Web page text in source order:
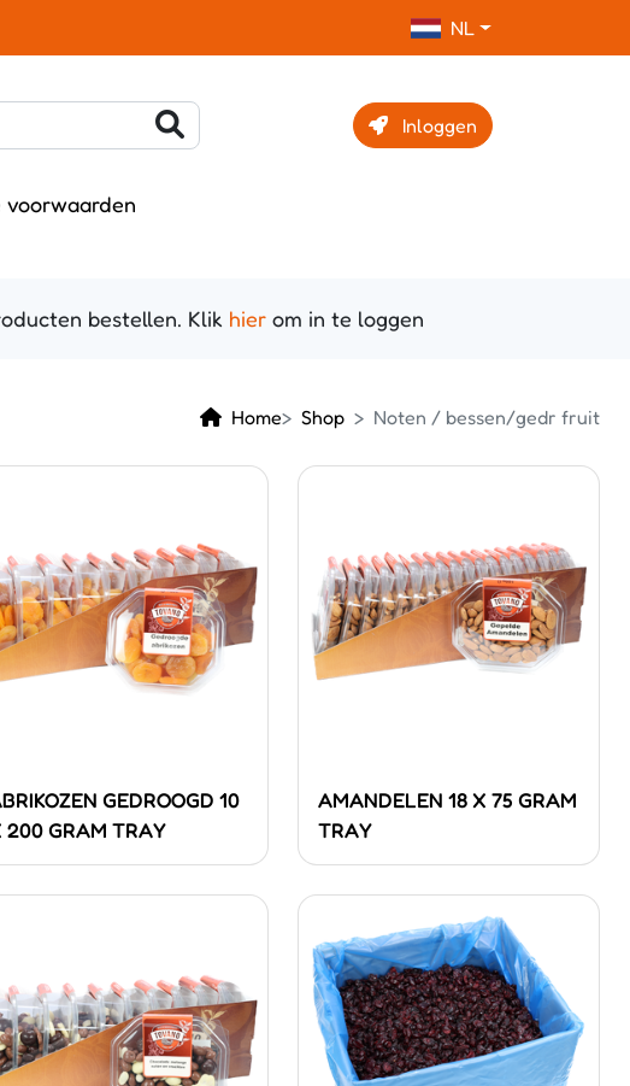
NL
Inloggen
voorwaarden
bestellen. Klik hierom in te loggen
Home Shop Noten / bessen/gedr fruit
GEDROOGD 10
200 GRAM TRAY
AMANDELEN 18 X 75 GRAM
TRAY